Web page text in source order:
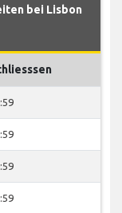
bei Lisbon